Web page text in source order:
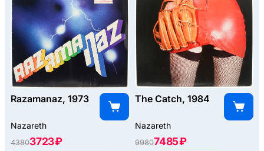
Razamanaz, 1973
Nazareth
43803723 ₽
The Catch, 1984
Nazareth
99807485 ₽